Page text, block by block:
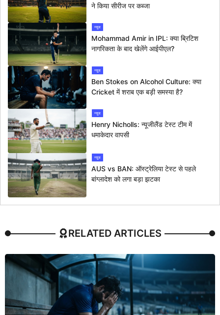
ने किया सीरीज पर कब्जा
न्यूज
Mohammad Amir in IPL: क्या ब्रिटिश
नागरिकता के बाद खेलेंगे आईपीएल?
न्यूज
Ben Stokes on Alcohol Culture: क्या
Cricket में शराब एक बड़ी समस्या है?
न्यूज
Henry Nicholls: न्यूजीलैंड टेस्ट टीम में
धमाकेदार वापसी
न्यूज
AUS vs BAN: ऑस्ट्रेलिया टेस्ट से पहले
बांग्लादेश को लगा बड़ा झटका
RELATED ARTICLES